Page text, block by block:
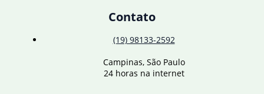
Contato
(19) 98133-2592
Campinas, São Paulo
24 horas na internet